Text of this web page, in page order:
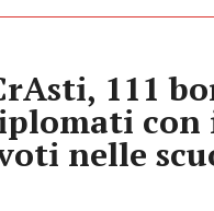
111
con
nelle